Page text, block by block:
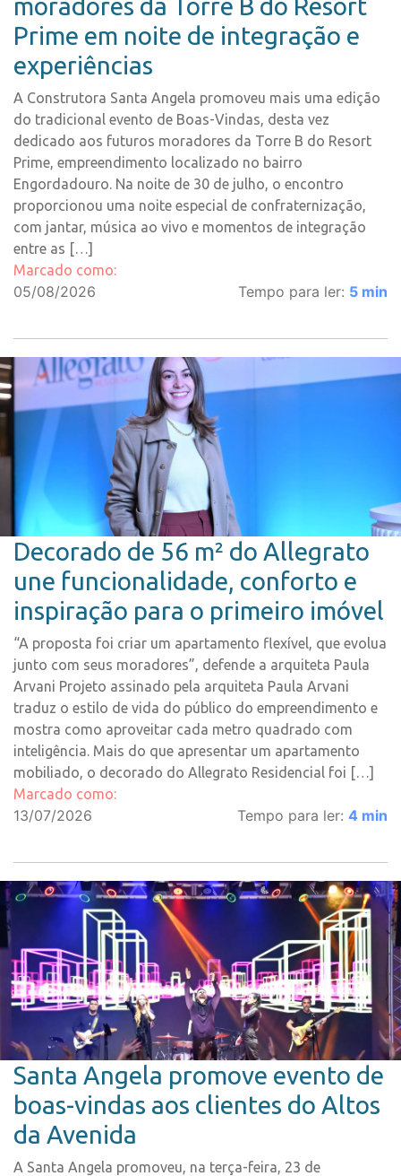
moradores da Torre B do Resort
Prime em noite de integração e
experiências
A Construtora Santa Angela promoveu mais uma edição
do tradicional evento de Boas-Vindas, desta vez
dedicado aos futuros moradores da Torre B do Resort
Prime, empreendimento localizado no bairro
Engordadouro. Na noite de 30 de julho, o encontro
proporcionou uma noite especial de confraternização,
com jantar, música ao vivo e momentos de integração
entre as […]
Marcado como:
05/08/2026 Tempo para ler: 5 min
Decorado de 56 m² do Allegrato
une funcionalidade, conforto e
inspiração para o primeiro imóvel
“A proposta foi criar um apartamento flexível, que evolua
junto com seus moradores”, defende a arquiteta Paula
Arvani Projeto assinado pela arquiteta Paula Arvani
traduz o estilo de vida do público do empreendimento e
mostra como aproveitar cada metro quadrado com
inteligência. Mais do que apresentar um apartamento
mobiliado, o decorado do Allegrato Residencial foi […]
Marcado como:
13/07/2026 Tempo para ler: 4 min
Santa Angela promove evento de
boas-vindas aos clientes do Altos
da Avenida
A Santa Angela promoveu, na terça-feira, 23 de